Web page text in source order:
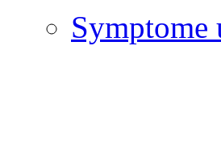
Symptome